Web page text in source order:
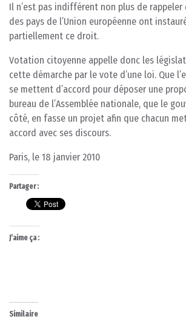
Il n’est pas indifférent non plus de
des pays de l’Union européenne ont
partiellement ce droit.
Votation citoyenne appelle donc les
cette démarche par le vote d’une loi. Que
se mettent d’accord pour déposer une
bureau de l’Assemblée nationale, que le
côté, en fasse un projet afin que chacun
accord avec ses discours.
Paris, le 18 janvier 2010
Partager :
J’aime ça :
Similaire